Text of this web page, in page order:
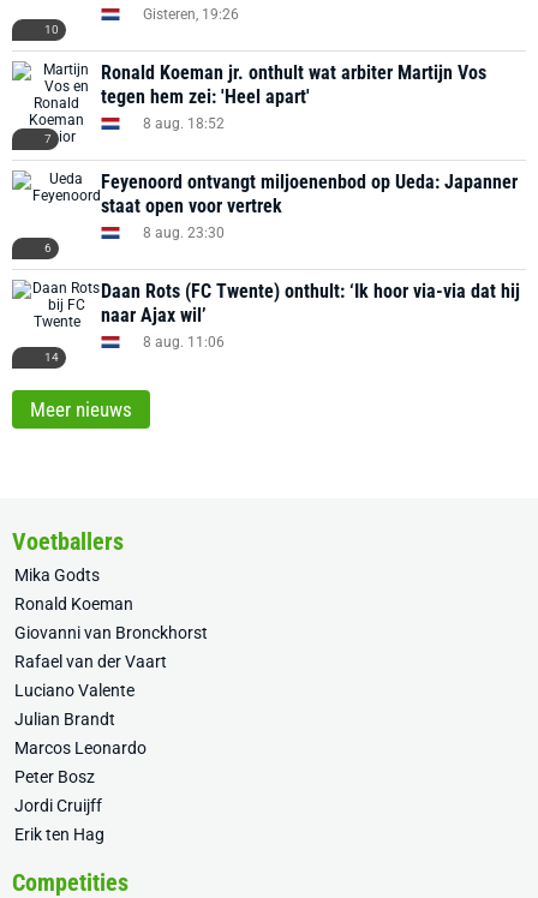
10
Gisteren, 19:26
7
Ronald Koeman jr. onthult wat arbiter Martijn Vos
tegen hem zei: 'Heel apart'
8 aug. 18:52
6
Feyenoord ontvangt miljoenenbod op Ueda: Japanner
staat open voor vertrek
8 aug. 23:30
14
Daan Rots (FC Twente) onthult: ‘Ik hoor via-via dat hij
naar Ajax wil’
8 aug. 11:06
Meer nieuws
Voetballers
Mika Godts
Ronald Koeman
Giovanni van Bronckhorst
Rafael van der Vaart
Luciano Valente
Julian Brandt
Marcos Leonardo
Peter Bosz
Jordi Cruijff
Erik ten Hag
Competities